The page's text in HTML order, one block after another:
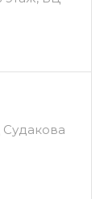
Судакова